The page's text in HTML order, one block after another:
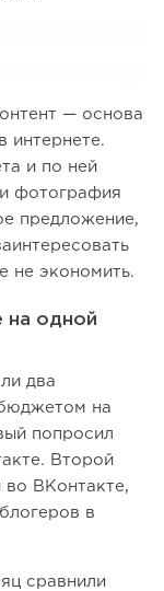
— основа
интернете.
и по ней
фотография
предложение,
не экономить.
на одной
два
на
попросил
Второй
во ВКонтакте,
в
сравнили